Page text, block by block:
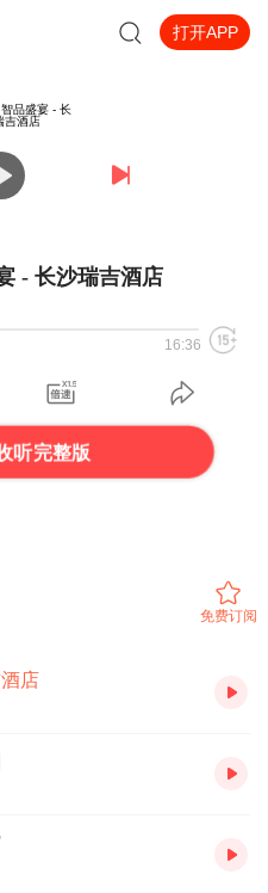
打开APP
- 长沙瑞吉酒店
16:36
听完整版
免费订阅
店